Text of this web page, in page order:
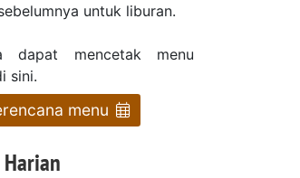
untuk liburan.
dapat mencetak menu
sini.
menu